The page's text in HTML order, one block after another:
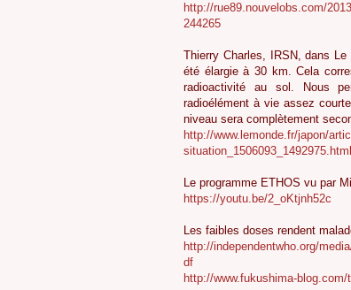
http://rue89.nouvelobs.com/
244265
Thierry Charles, IRSN, dans
été élargie à 30 km. Cela
radioactivité au sol. Nous
radioélément à vie assez
niveau sera complètement
http://www.lemonde.fr/japon/
Le programme ETHOS vu par
https://youtu.be/2_oKtjnh52c
Les faibles doses rendent
http://independentwho.org/
df
http://www.fukushima-